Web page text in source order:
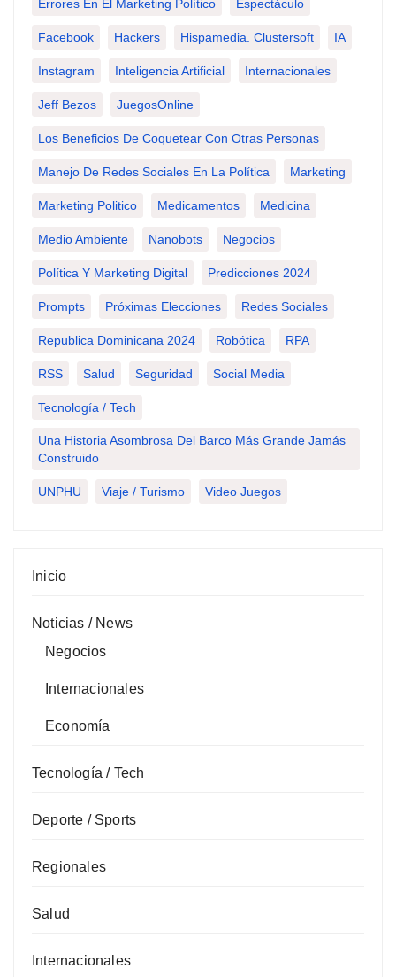
Errores En El Marketing Político Espectáculo
Facebook Hackers Hispamedia. Clustersoft IA
Instagram Inteligencia Artificial Internacionales
Jeff Bezos JuegosOnline
Los Beneficios De Coquetear Con Otras Personas
Manejo De Redes Sociales En La Política Marketing
Marketing Politico Medicamentos Medicina
Medio Ambiente Nanobots Negocios
Política Y Marketing Digital Predicciones 2024
Prompts Próximas Elecciones Redes Sociales
Republica Dominicana 2024 Robótica RPA
RSS Salud Seguridad Social Media
Tecnología / Tech
Una Historia Asombrosa Del Barco Más Grande Jamás
Construido
UNPHU Viaje / Turismo Video Juegos
Inicio
Noticias / News
Negocios
Internacionales
Economía
Tecnología / Tech
Deporte / Sports
Regionales
Salud
Internacionales